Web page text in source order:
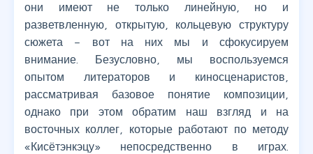
они имеют не только линейную, но и
разветвленную, открытую, кольцевую структуру
сюжета – вот на них мы и сфокусируем
внимание. Безусловно, мы воспользуемся
опытом литераторов и киносценаристов,
рассматривая базовое понятие композиции,
однако при этом обратим наш взгляд и на
восточных коллег, которые работают по методу
«Кисётэнкэцу» непосредственно в играх.